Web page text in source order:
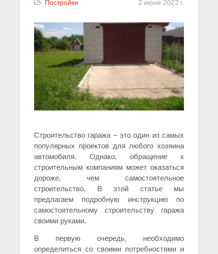
Постройки 2 июня 2023 г.
Строительство гаража – это один из самых
популярных проектов для любого хозяина
автомобиля. Однако, обращение к
строительным компаниям может оказаться
дороже, чем самостоятельное
строительство. В этой статье мы
предлагаем подробную инструкцию по
самостоятельному строительству гаража
своими руками.
В первую очередь, необходимо
определиться со своими потребностями и